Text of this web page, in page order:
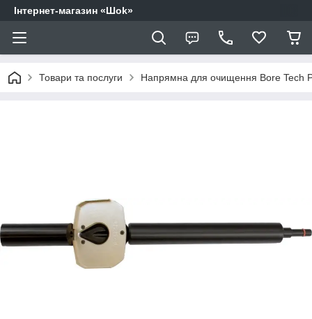
Інтернет-магазин «Шоk»
Товари та послуги Напрямна для очищення Bore Tech